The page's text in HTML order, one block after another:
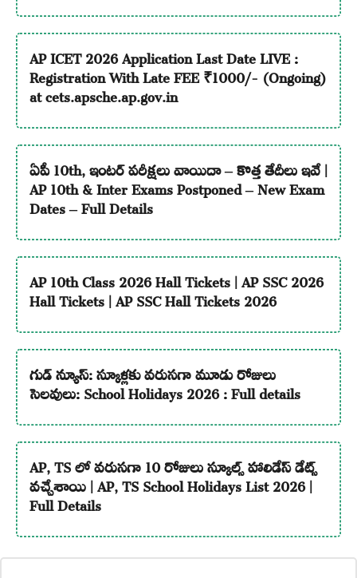
AP ICET 2026 Application Last Date LIVE :
Registration With Late FEE ₹1000/- (Ongoing)
at cets.apsche.ap.gov.in
ఏపీ 10th, ఇంటర్ పరీక్షలు వాయిదా – కొత్త తేదీలు ఇవే |
AP 10th & Inter Exams Postponed – New Exam
Dates – Full Details
AP 10th Class 2026 Hall Tickets | AP SSC 2026
Hall Tickets | AP SSC Hall Tickets 2026
గుడ్ న్యూస్: స్కూళ్లకు వరుసగా మూడు రోజులు
సెలవులు: School Holidays 2026 : Full details
AP, TS లో వరుసగా 10 రోజులు స్కూల్స్ హాలిడేస్ డేట్స్
వచ్చేశాయి | AP, TS School Holidays List 2026 |
Full Details